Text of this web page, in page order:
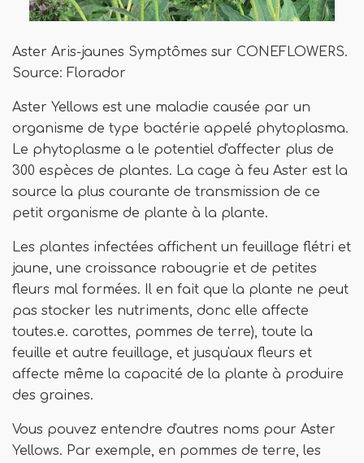
Aster Aris-jaunes Symptômes sur CONEFLOWERS.
Source: Florador
Aster Yellows est une maladie causée par un
organisme de type bactérie appelé phytoplasma.
Le phytoplasme a le potentiel d'affecter plus de
300 espèces de plantes. La cage à feu Aster est la
source la plus courante de transmission de ce
petit organisme de plante à la plante.
Les plantes infectées affichent un feuillage flétri et
jaune, une croissance rabougrie et de petites
fleurs mal formées. Il en fait que la plante ne peut
pas stocker les nutriments, donc elle affecte
toutes.e. carottes, pommes de terre), toute la
feuille et autre feuillage, et jusqu'aux fleurs et
affecte même la capacité de la plante à produire
des graines.
Vous pouvez entendre d'autres noms pour Aster
Yellows. Par exemple, en pommes de terre, les